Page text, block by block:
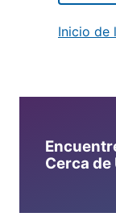
Inicio de
Cerca de